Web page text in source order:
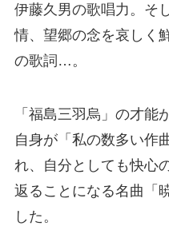
伊藤久男の歌唱力。そ
情、望郷の念を哀しく
の歌詞…。
「福島三羽烏」の才能
自身が「私の数多い作
れ、自分としても快心
返ることになる名曲「
した。